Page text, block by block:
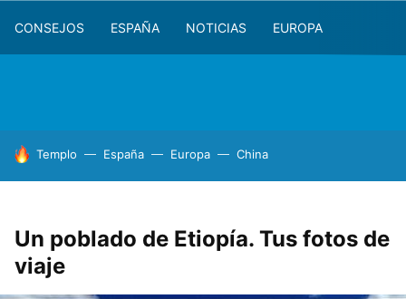
CONSEJOS ESPAÑA NOTICIAS EUROPA
HOY SE HABLA DE
Templo España Europa China
Un poblado de Etiopía. Tus fotos de
viaje